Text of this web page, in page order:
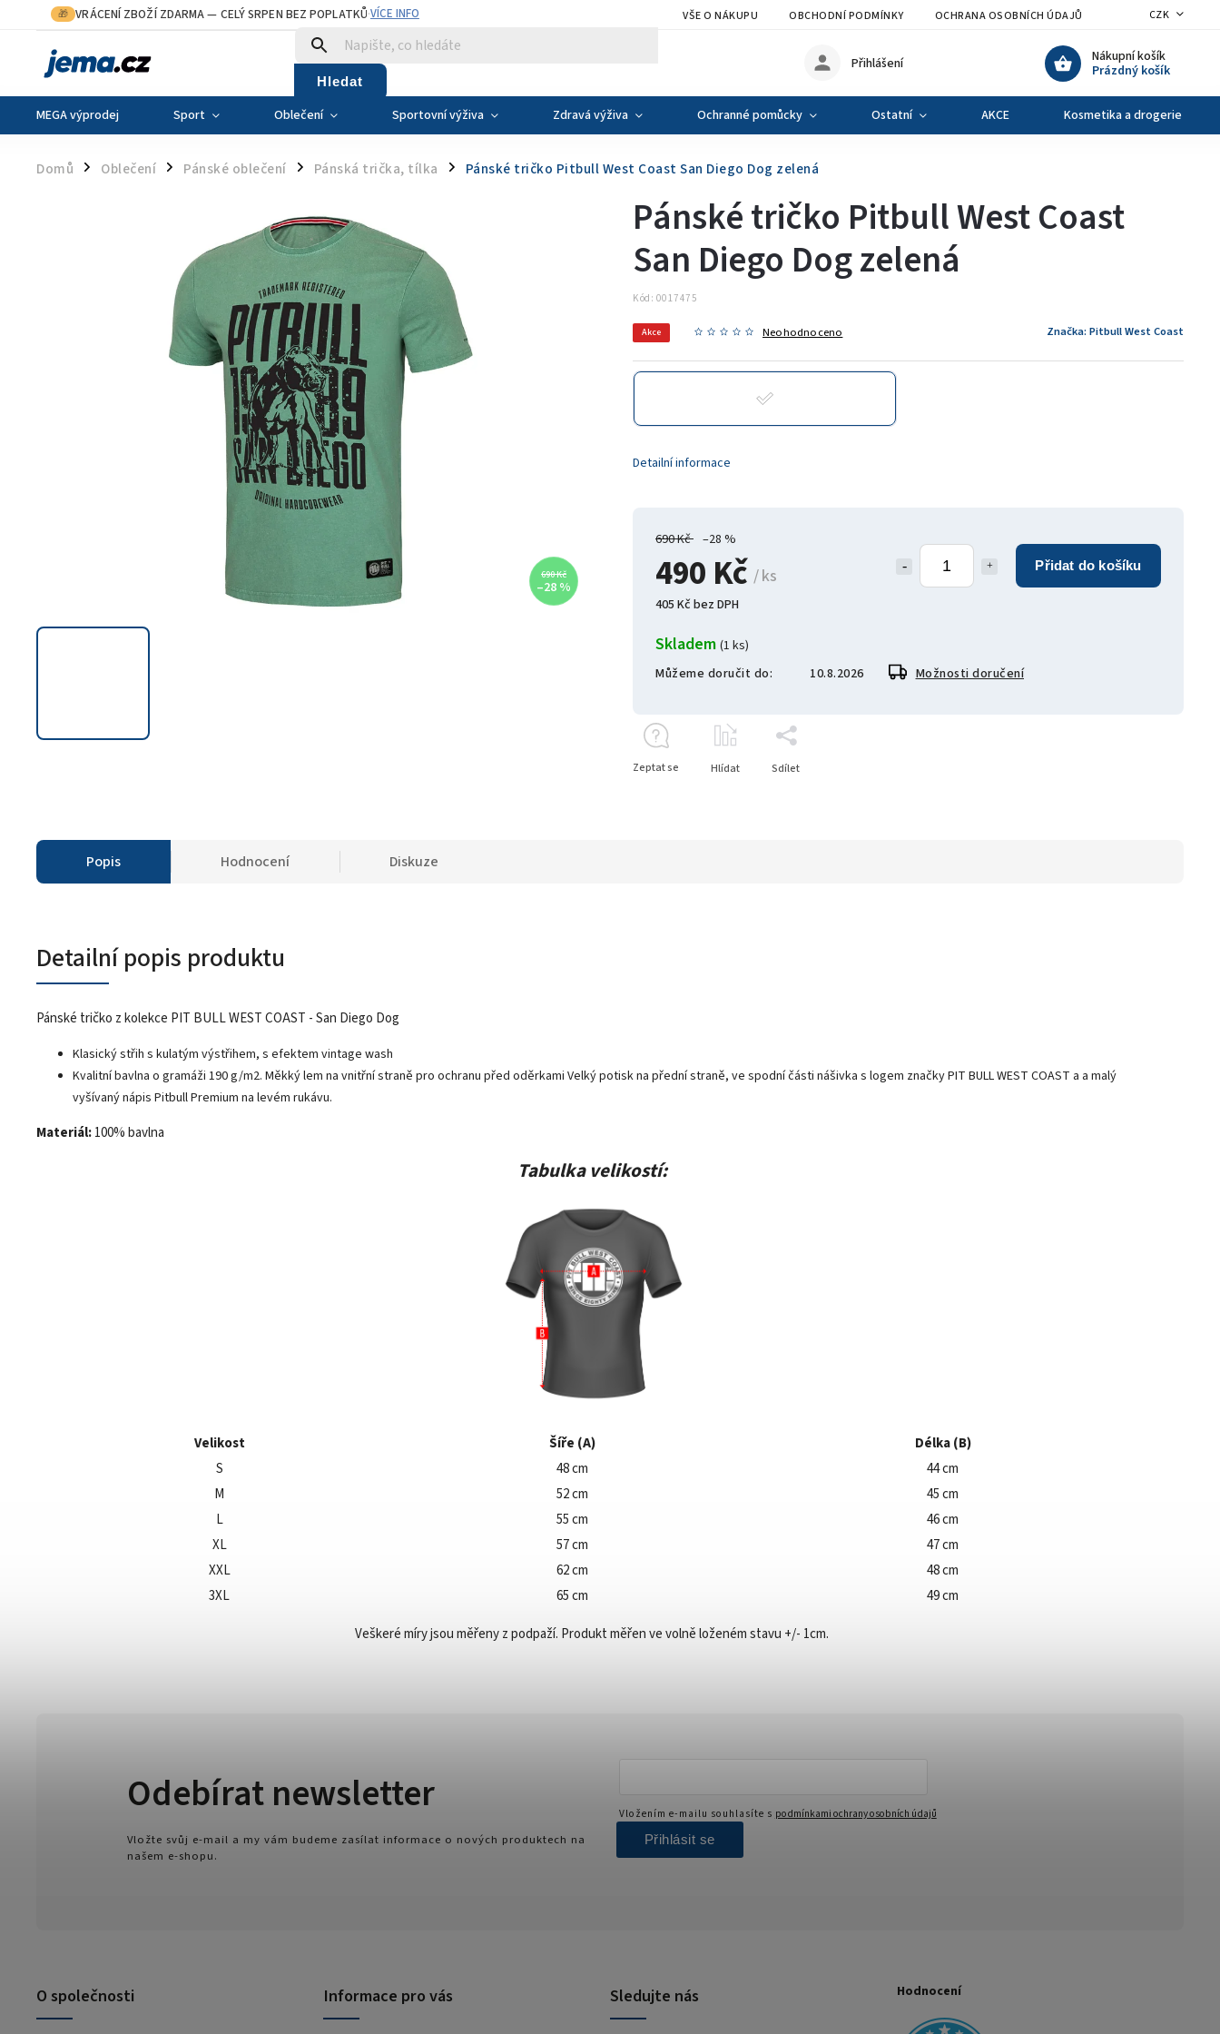
🎁 VRÁCENÍ ZBOŽÍ ZDARMA— CELÝ SRPEN BEZ POPLATKŮ·VÍCE INFO VŠE O NÁKUPU OBCHODNÍ PODMÍNKY OCHRANA OSOBNÍCH ÚDAJŮ VÝMĚNA A VRÁCENÍ
CZK
Hledat
Nákupní košík
Prázdný košík
Přihlášení
MEGA výprodej Sport Oblečení Sportovní výživa Zdravá výživa Ochranné pomůcky Ostatní AKCE Kosmetika a drogerie
Domů / Oblečení / Pánské oblečení / Pánská trička, tílka / Pánské tričko Pitbull West Coast San Diego Dog zelená
690 Kč
–28 %
690 Kč –28 %
490 Kč / ks
405 Kč bez DPH
Přidat do košíku
Skladem (1 ks)
Můžeme doručit do:
10.8.2026 Možnosti doručení
Pánské tričko Pitbull West Coast
San Diego Dog zelená
Kód: 0017475
Akce Neohodnoceno Značka: Pitbull West Coast
Detailní informace
Zeptat se Hlídat Sdílet
Popis Hodnocení Diskuze
Detailní popis produktu
Pánské tričko z kolekce PIT BULL WEST COAST - San Diego Dog
Klasický střih s kulatým výstřihem, s efektem vintage wash
Kvalitní bavlna o gramáži 190 g/m2. Měkký lem na vnitřní straně pro ochranu před oděrkami Velký potisk na přední straně, ve spodní části nášivka s logem značky PIT BULL WEST COAST a a malý
vyšívaný nápis Pitbull Premium na levém rukávu.
Materiál:100% bavlna
Tabulka velikostí:
Velikost Šíře (A)
Délka (B)
S
48 cm
44 cm
M
52 cm
45 cm
L
55 cm
46 cm
XL
57 cm
47 cm
XXL
62 cm
48 cm
3XL
65 cm
49 cm
Veškeré míry jsou měřeny z podpaží. Produkt měřen ve volně loženém stavu +/- 1cm.
O společnosti Informace pro vás
Odebírat newsletter
Vložte svůj e-mail a my vám budeme zasílat informace o nových produktech na
našem e-shopu.
Vložením e-mailu souhlasíte s podmínkami ochrany osobních údajů
Přihlásit se
Sledujte nás Hodnocení